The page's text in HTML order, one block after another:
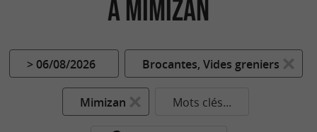
à Mimizan
> 06/08/2026 Brocantes, Vides greniers
Mimizan Mots clés...